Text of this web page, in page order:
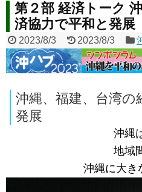
第２部 経済トーク
済協力で平和と発展
2023/8/3 2023/8/3
沖縄、福建、台湾の
発展
沖縄
地域
沖縄に大き